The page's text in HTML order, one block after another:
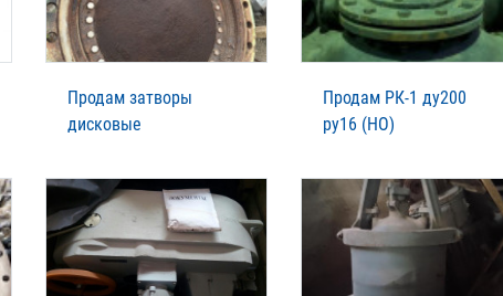
Продам затворы
дисковые
Продам РК-1 ду200
ру16 (НО)